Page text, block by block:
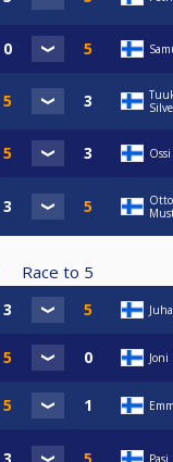
Race to 5
Joni